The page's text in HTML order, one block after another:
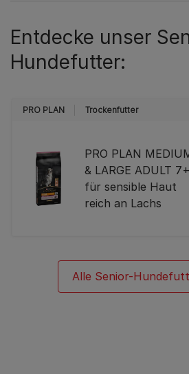
Entdecke unser
Hundefutter:
PRO PLAN Trockenfutter
PRO PLAN
& LARGE ADULT 7+
für sensible Haut
reich an Lachs
Alle Senior-